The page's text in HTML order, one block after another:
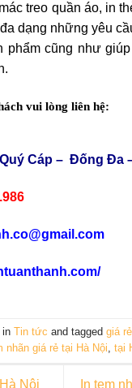
treo quần áo, in
dạng những yêu
phẩm cũng như
vui lòng liên hệ:
Cáp – Đống Đa
in Tin tức and tagged giá rẻ
nhãn giá rẻ tại Hà Nội, tại
Nội
In tem